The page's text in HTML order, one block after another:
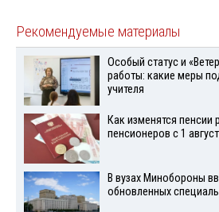
Рекомендуемые материалы
Особый статус и
работы: какие меры
учителя
Как изменятся
пенсионеров с 1
В вузах Минобороны
обновленных